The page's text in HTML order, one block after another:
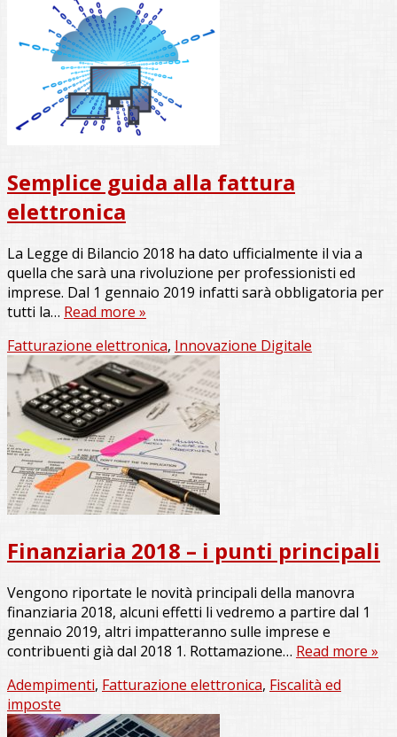
Semplice guida alla fattura
elettronica
La Legge di Bilancio 2018 ha dato ufficialmente il via a
quella che sarà una rivoluzione per professionisti ed
imprese. Dal 1 gennaio 2019 infatti sarà obbligatoria per
tutti la… Read more »
Fatturazione elettronica, Innovazione Digitale
Finanziaria 2018 – i punti principali
Vengono riportate le novità principali della manovra
finanziaria 2018, alcuni effetti li vedremo a partire dal 1
gennaio 2019, altri impatteranno sulle imprese e
contribuenti già dal 2018 1. Rottamazione… Read more »
Adempimenti, Fatturazione elettronica, Fiscalità ed
imposte